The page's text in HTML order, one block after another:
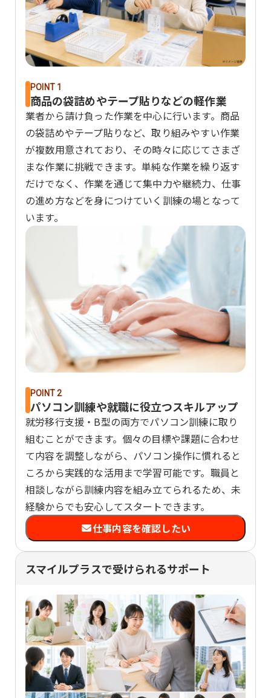
POINT 1
商品の袋詰めやテープ貼りなどの軽作業
業者から請け負った作業を中心に行います。商品
の袋詰めやテープ貼りなど、取り組みやすい作業
が複数用意されており、その時々に応じてさまざ
まな作業に挑戦できます。単純な作業を繰り返す
だけでなく、作業を通じて集中力や継続力、仕事
の進め方などを身につけていく訓練の場となって
います。
POINT 2
パソコン訓練や就職に役立つスキルアップ
就労移行支援・B型の両方でパソコン訓練に取り
組むことができます。個々の目標や課題に合わせ
て内容を調整しながら、パソコン操作に慣れると
ころから実践的な活用まで学習可能です。職員と
相談しながら訓練内容を組み立てられるため、未
経験からでも安心してスタートできます。
仕事内容を確認したい
スマイルプラスで受けられるサポート